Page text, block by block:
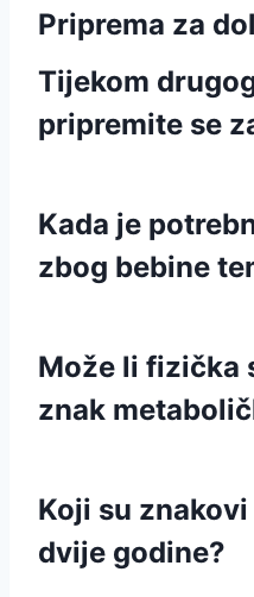
Priprema za
Tijekom
pripremite se
Kada je
zbog bebine
Može li fizička
znak
Koji su
dvije godine?